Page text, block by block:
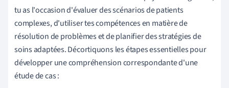
tu as l'occasion d'évaluer des scénarios de patients
complexes, d'utiliser tes compétences en matière de
résolution de problèmes et de planifier des stratégies de
soins adaptées. Décortiquons les étapes essentielles pour
développer une compréhension correspondante d'une
étude de cas :